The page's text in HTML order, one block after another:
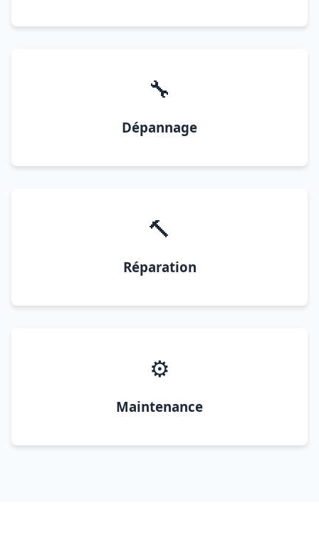
🔧
Dépannage
🔨
Réparation
⚙️
Maintenance